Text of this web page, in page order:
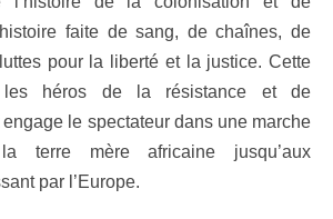
histoire faite de sang, de chaînes, de
pour la liberté et la justice. Cette
les héros de la résistance et de
engage le spectateur dans une marche
terre mère africaine jusqu’aux
par l’Europe.